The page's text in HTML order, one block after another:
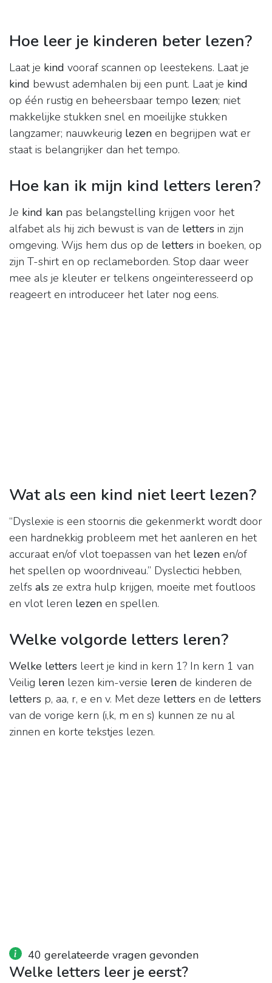
Hoe leer je kinderen beter lezen?
Laat je kind vooraf scannen op leestekens. Laat je
kind bewust ademhalen bij een punt. Laat je kind
op één rustig en beheersbaar tempo lezen; niet
makkelijke stukken snel en moeilijke stukken
langzamer; nauwkeurig lezen en begrijpen wat er
staat is belangrijker dan het tempo.
Hoe kan ik mijn kind letters leren?
Je kind kan pas belangstelling krijgen voor het
alfabet als hij zich bewust is van de letters in zijn
omgeving. Wijs hem dus op de letters in boeken, op
zijn T-shirt en op reclameborden. Stop daar weer
mee als je kleuter er telkens ongeïnteresseerd op
reageert en introduceer het later nog eens.
Wat als een kind niet leert lezen?
“Dyslexie is een stoornis die gekenmerkt wordt door
een hardnekkig probleem met het aanleren en het
accuraat en/of vlot toepassen van het lezen en/of
het spellen op woordniveau.” Dyslectici hebben,
zelfs als ze extra hulp krijgen, moeite met foutloos
en vlot leren lezen en spellen.
Welke volgorde letters leren?
Welke letters leert je kind in kern 1? In kern 1 van
Veilig leren lezen kim-versie leren de kinderen de
letters p, aa, r, e en v. Met deze letters en de letters
van de vorige kern (i,k, m en s) kunnen ze nu al
zinnen en korte tekstjes lezen.
40 gerelateerde vragen gevonden
Welke letters leer je eerst?